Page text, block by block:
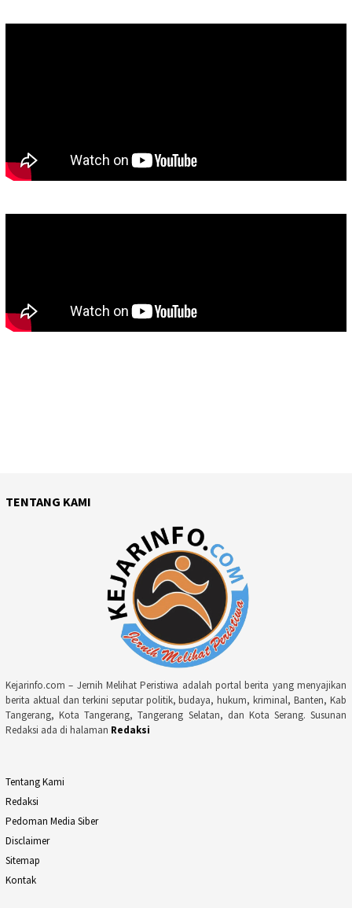
TENTANG KAMI
Kejarinfo.com – Jernih Melihat Peristiwa adalah portal berita yang menyajikan
berita aktual dan terkini seputar politik, budaya, hukum, kriminal, Banten, Kab
Tangerang, Kota Tangerang, Tangerang Selatan, dan Kota Serang. Susunan
Redaksi ada di halaman Redaksi
Tentang Kami
Redaksi
Pedoman Media Siber
Disclaimer
Sitemap
Kontak